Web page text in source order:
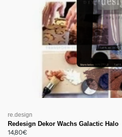
re.design
Redesign Dekor Wachs Galactic Halo
14,80€